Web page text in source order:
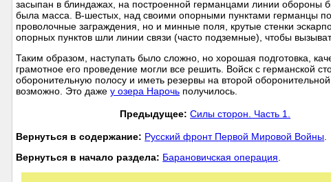
засыпан в блиндажах, на построенной германцами линии обороны
была масса. В-шестых, над своими опорными пунктами германцы
проволочные заграждения, но и минные поля, крутые стенки
опорных пунктов шли линии связи (часто подземные), чтобы
Таким образом, наступать было сложно, но хорошая подготовка,
грамотное его проведение могли все решить. Войск с германской
оборонительную полосу и иметь резервы на второй
возможно. Это дажеу озера Нарочь получилось.
Предыдущее: Силы сторон. Часть 1.
Вернуться в содержание: Русский фронт Первой Мировой Войны
Вернуться в начало раздела: Барановичская операция